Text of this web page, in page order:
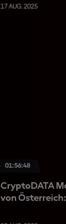
17 AUG. 2025
01:56:48
CryptoDATA
von